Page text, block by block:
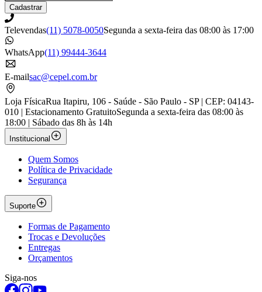
Cadastrar
Televendas(11) 5078-0050Segunda a sexta-feira das 08:00 às 17:00
WhatsApp(11) 99444-3644
E-mailsac@cepel.com.br
Loja FísicaRua Itapiru, 106 - Saúde - São Paulo - SP | CEP: 04143-
010 | Estacionamento GratuitoSegunda a sexta-feira das 08:00 às
18:00 | Sábado das 8h às 14h
Institucional
Quem Somos
Política de Privacidade
Segurança
Suporte
Formas de Pagamento
Trocas e Devoluções
Entregas
Orçamentos
Siga-nos